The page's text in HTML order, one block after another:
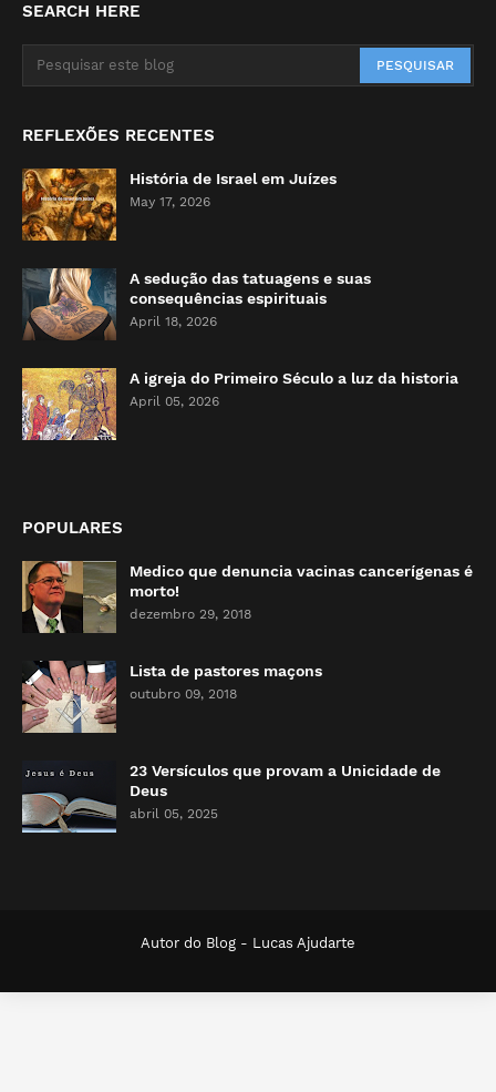
SEARCH HERE
REFLEXÕES RECENTES
História de Israel em Juízes
May 17, 2026
A sedução das tatuagens e suas
consequências espirituais
April 18, 2026
A igreja do Primeiro Século a luz da historia
April 05, 2026
POPULARES
Medico que denuncia vacinas cancerígenas é
morto!
dezembro 29, 2018
Lista de pastores maçons
outubro 09, 2018
23 Versículos que provam a Unicidade de
Deus
abril 05, 2025
Autor do Blog - Lucas Ajudarte